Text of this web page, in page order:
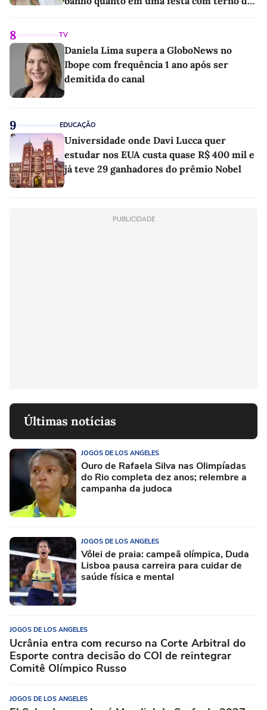
8 TV
Daniela Lima supera a GloboNews no
Ibope com frequência 1 ano após ser
demitida do canal
9 EDUCAÇÃO
Universidade onde Davi Lucca quer
estudar nos EUA custa quase R$ 400 mil e
já teve 29 ganhadores do prêmio Nobel
PUBLICIDADE
Últimas notícias
JOGOS DE LOS ANGELES
Ouro de Rafaela Silva nas Olimpíadas
do Rio completa dez anos; relembre a
campanha da judoca
JOGOS DE LOS ANGELES
Vôlei de praia: campeã olímpica, Duda
Lisboa pausa carreira para cuidar de
saúde física e mental
JOGOS DE LOS ANGELES
Ucrânia entra com recurso na Corte Arbitral do
Esporte contra decisão do COI de reintegrar
Comitê Olímpico Russo
JOGOS DE LOS ANGELES